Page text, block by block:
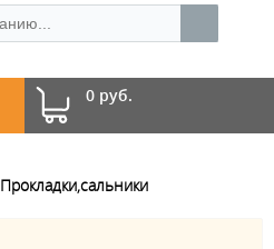
0 руб.
Прокладки,сальники